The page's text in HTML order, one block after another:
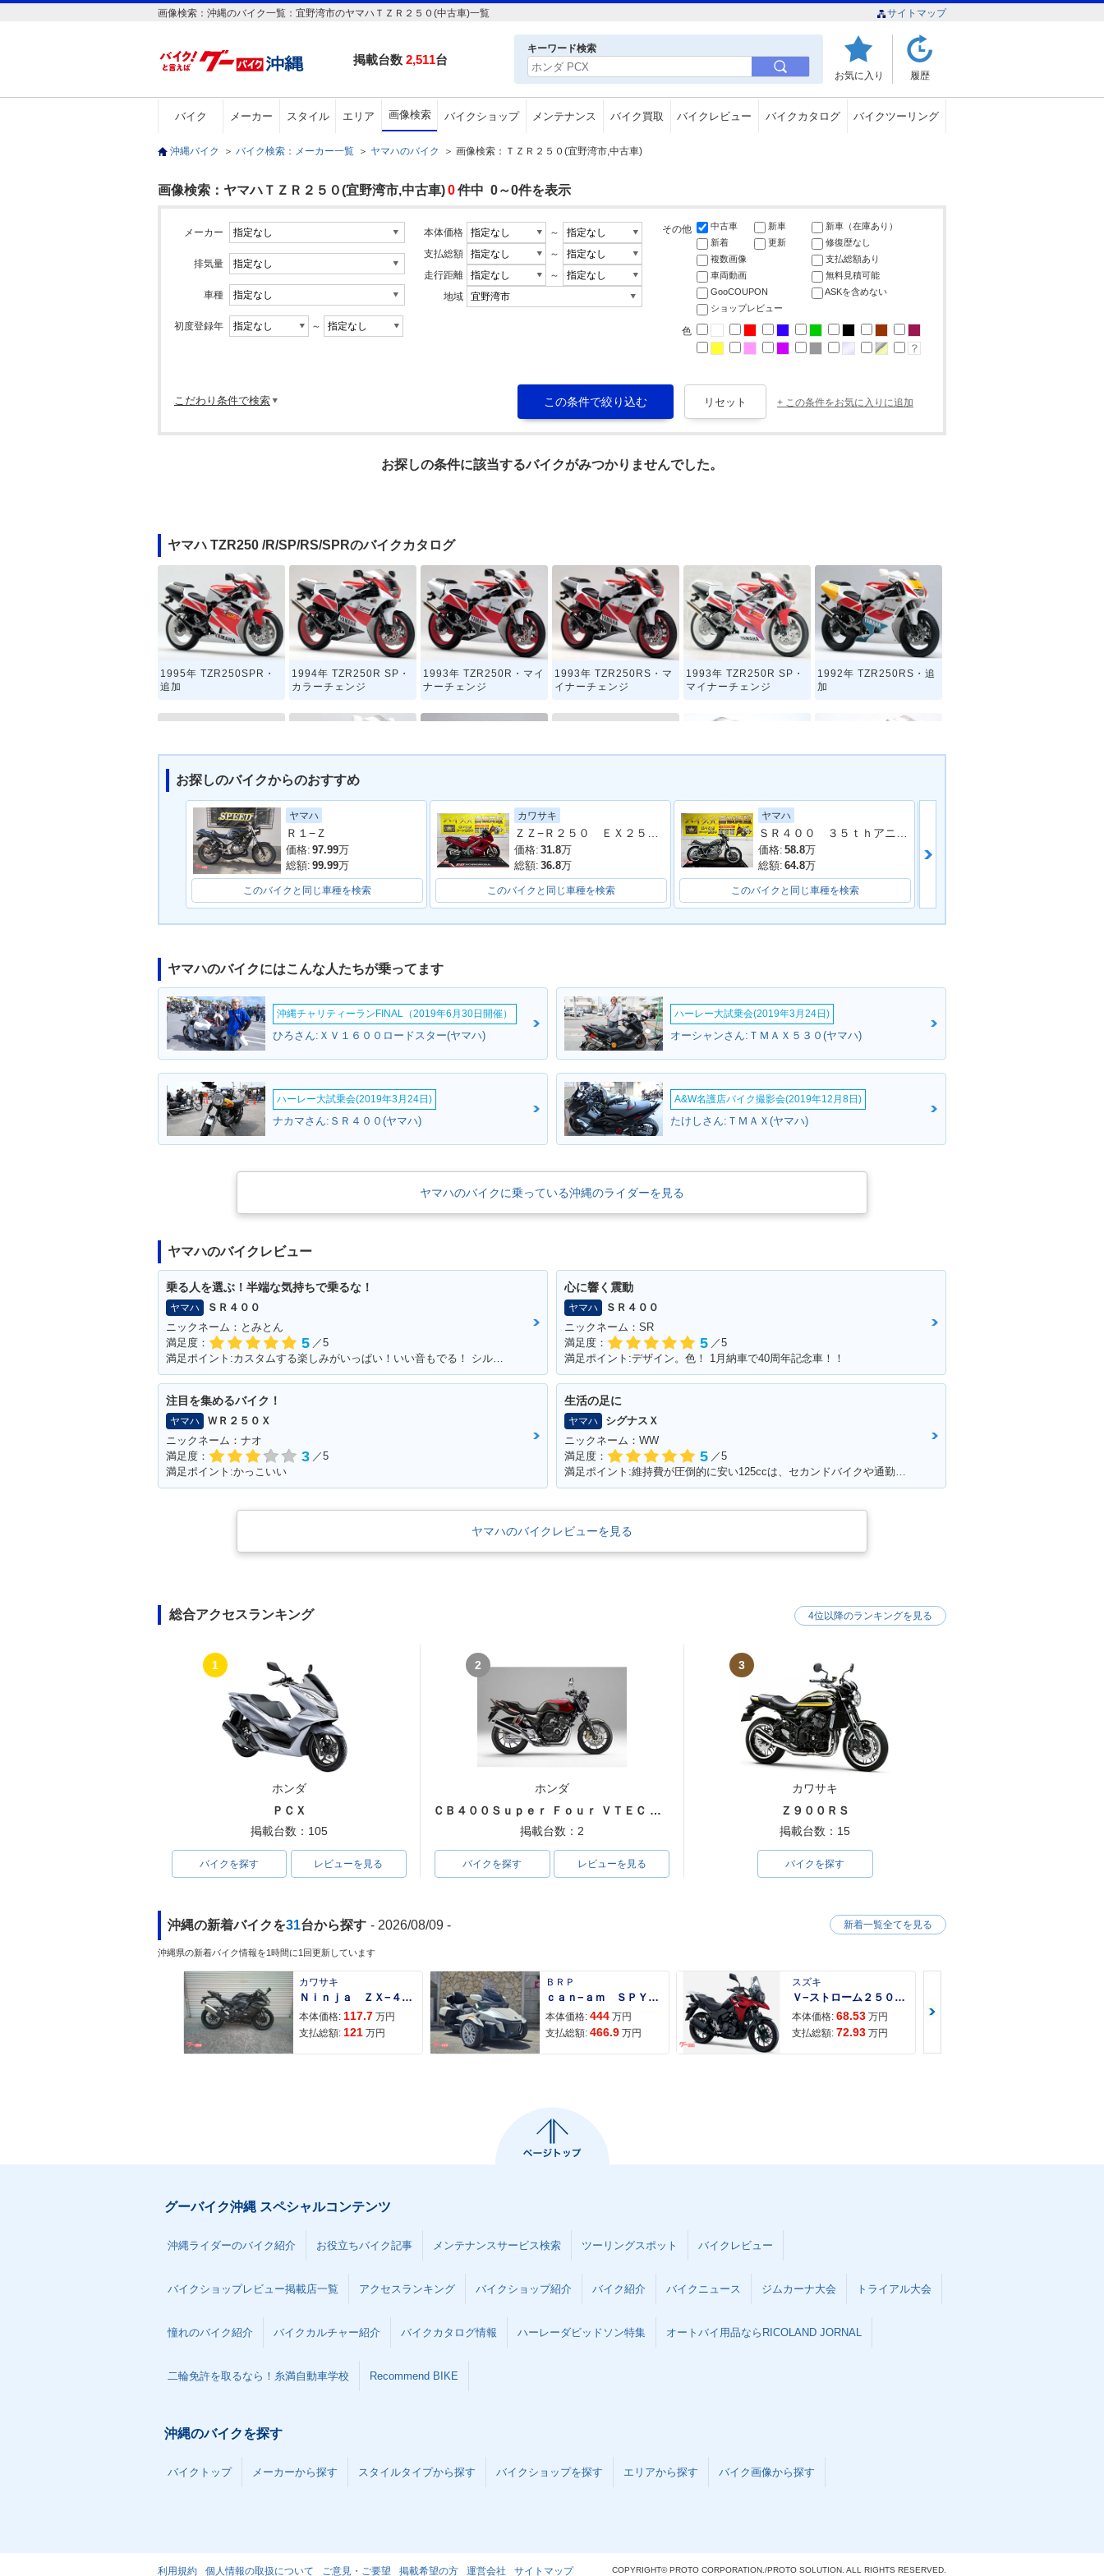
画像検索：沖縄のバイク一覧：宜野湾市のヤマハＴＺＲ２５０(中古車)一覧 サイトマップ
掲載台数 2,511台
キーワード検索
お気に入り 履歴
バイク メーカー スタイル エリア 画像検索 バイクショップ メンテナンス バイク買取 バイクレビュー バイクカタログ バイクツーリング
沖縄バイク ＞ バイク検索：メーカー一覧 ＞ ヤマハのバイク ＞ 画像検索：ＴＺＲ２５０(宜野湾市,中古車)
画像検索：ヤマハＴＺＲ２５０(宜野湾市,中古車)0件中 0～0件を表示
メーカー
排気量
車種
初度登録年 ～
本体価格
～
支払総額
～
走行距離
～
地域
その他 中古車 新車
新車（在庫あり）
新着
更新
修復歴なし
複数画像
支払総額あり
車両動画
無料見積可能
GooCOUPON
ASKを含めない
ショップレビュー
色
こだわり条件で検索 + この条件をお気に入りに追加
お探しの条件に該当するバイクがみつかりませんでした。
ヤマハ TZR250 /R/SP/RS/SPRのバイクカタログ
1995年 TZR250SPR・
追加
1994年 TZR250R SP・
カラーチェンジ
1993年 TZR250R・マイ
ナーチェンジ
1993年 TZR250RS・マ
イナーチェンジ
1993年 TZR250R SP・
マイナーチェンジ
1992年 TZR250RS・追
加
1992年 TZR250R SP・
マイナーチェンジ
1992年 TZR250R・マイ
ナーチェンジ
1991年 TZR250R・フル
モデルチェンジ
1991年 TZR250R SP・
追加
1990年 TZR250SP・追
加
ナーチェンジ
1989年 TZR250・追加
1989年 TZR250・フル
1988年 TZR250・マイ
定仕様
お探しのバイクからのおすすめ
ヤマハ
Ｒ１−Ｚ
価格: 97.99万
総額: 99.99万
このバイクと同じ車種を検索
カワサキ
価格: 31.8万
総額: 36.8万
このバイクと同じ車種を検索
ヤマハ
価格: 58.8万
総額: 64.8万
このバイクと同じ車種を検索
ヤマハのバイクにはこんな人たちが乗ってます
沖縄チャリティーランFINAL（2019年6月30日開催）
ひろさん:ＸＶ１６００ロードスター(ヤマハ)
ハーレー大試乗会(2019年3月24日)
オーシャンさん:ＴＭＡＸ５３０(ヤマハ)
ハーレー大試乗会(2019年3月24日)
ナカマさん:ＳＲ４００(ヤマハ)
A&W名護店バイク撮影会(2019年12月8日)
たけしさん:ＴＭＡＸ(ヤマハ)
ヤマハのバイクに乗っている沖縄のライダーを見る
ヤマハのバイクレビュー
乗る人を選ぶ！半端な気持ちで乗るな！
ヤマハ
ＳＲ４００
ニックネーム：とみとん
満足度：
5 ／5
満足ポイント:カスタムする楽しみがいっぱい！いい音もでる！ シルバーの洗濯ばさみがこだわりポイントです
心に響く震動
ヤマハ
ＳＲ４００
ニックネーム：SR
満足度：
5 ／5
満足ポイント:デザイン。色！ 1月納車で40周年記念車！！
注目を集めるバイク！
ヤマハ
ＷＲ２５０Ｘ
ニックネーム：ナオ
満足度：
3 ／5
満足ポイント:かっこいい
生活の足に
ヤマハ
シグナスＸ
ニックネーム：WW
満足度：
5 ／5
満足ポイント:維持費が圧倒的に安い125ccは、セカンドバイクや通勤用としてオススメ。125ccスクーターの中でも、シグナスXの走行性能は力強く、普段の街乗りでは、力不足を感じる事はあまりない。 メットインも半ヘル2つなら余裕で入るので、収納性も抜群。
ヤマハのバイクレビューを見る
総合アクセスランキング
1
ホンダ
ＰＣＸ
掲載台数：105
バイクを探す レビューを見る
2
ホンダ
ＣＢ４００Ｓｕｐｅｒ Ｆｏｕｒ ＶＴＥＣ ＳＰＥＣ３
掲載台数：2
バイクを探す レビューを見る
3
カワサキ
Ｚ９００ＲＳ
掲載台数：15
バイクを探す
4位以降のランキングを見る
沖縄の新着バイクを31台から探す - 2026/08/09 -
沖縄県の新着バイク情報を1時間に1回更新しています
カワサキ
Ｎｉｎｊａ ＺＸ−４Ｒ ＳＥ
本体価格: 117.7 万円
支払総額: 121 万円
ＢＲＰ
ｃａｎ−ａｍ ＳＰＹＤＥＲ ＲＴ ＬＩＭＩＴＥＤ
本体価格: 444 万円
支払総額: 466.9 万円
スズキ
Ｖ−ストローム２５０ ２６年モデル 水冷２気筒エンジン ＬＥＤヘッドライト標準装備
本体価格: 68.53 万円
支払総額: 72.93 万円
新着一覧全てを見る
グーバイク沖縄 スペシャルコンテンツ
沖縄ライダーのバイク紹介 お役立ちバイク記事 メンテナンスサービス検索 ツーリングスポット バイクレビュー
バイクショップレビュー掲載店一覧 アクセスランキング バイクショップ紹介 バイク紹介 バイクニュース ジムカーナ大会 トライアル大会
憧れのバイク紹介 バイクカルチャー紹介 バイクカタログ情報 ハーレーダビッドソン特集 オートバイ用品ならRICOLAND JORNAL
二輪免許を取るなら！糸満自動車学校 Recommend BIKE
沖縄のバイクを探す
バイクトップ メーカーから探す スタイルタイプから探す バイクショップを探す エリアから探す バイク画像から探す
利用規約 個人情報の取扱について ご意見・ご要望 掲載希望の方 運営会社 サイトマップ COPYRIGHT© PROTO CORPORATION./PROTO SOLUTION. ALL RIGHTS RESERVED.